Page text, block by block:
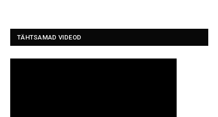
TÄHTSAMAD VIDEOD